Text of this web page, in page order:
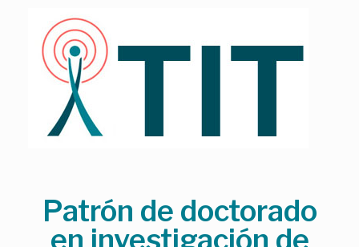
Patrón de doctorado
en investigación de